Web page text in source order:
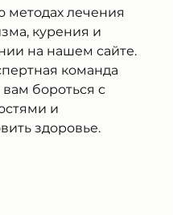
методах лечения
курения и
на нашем сайте.
команда
бороться с
и
здоровье.